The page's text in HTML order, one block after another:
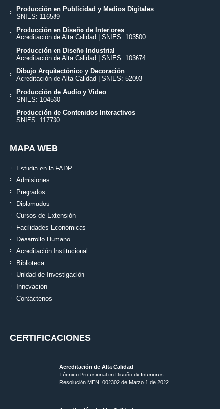
Producción en Publicidad y Medios Digitales
SNIES: 116589
Producción en Diseño de Interiores
Acreditación de Alta Calidad | SNIES: 103500
Producción en Diseño Industrial
Acreditación de Alta Calidad | SNIES: 103674
Dibujo Arquitectónico y Decoración
Acreditación de Alta Calidad | SNIES: 52093
Producción de Audio y Video
SNIES: 104530
Producción de Contenidos Interactivos
SNIES: 117730
MAPA WEB
Estudia en la FADP
Admisiones
Pregrados
Diplomados
Cursos de Extensión
Facilidades Económicas
Desarrollo Humano
Acreditación Institucional
Biblioteca
Unidad de Investigación
Innovación
Contáctenos
CERTIFICACIONES
Acreditación de Alta Calidad
Técnico Profesional en Diseño de Interiores.
Resolución MEN. 002302 de Marzo 1 de 2022.